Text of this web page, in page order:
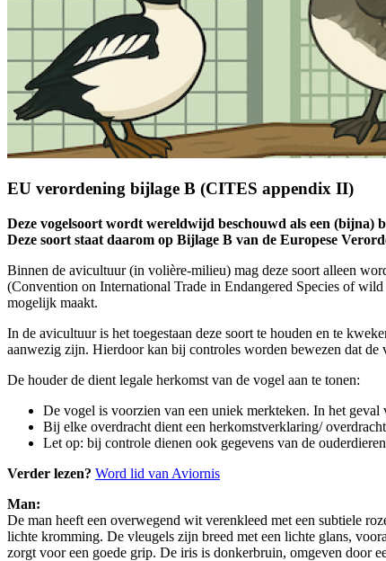
EU verordening bijlage B (CITES appendix II)
Deze vogelsoort wordt wereldwijd beschouwd als een (bijna)
Deze soort staat daarom op Bijlage B van de Europese
Binnen de avicultuur (in volière-milieu) mag deze soort alleen
(Convention on International Trade in Endangered Species of
mogelijk maakt.
In de avicultuur is het toegestaan deze soort te houden en te
aanwezig zijn. Hierdoor kan bij controles worden bewezen dat
De houder de dient legale herkomst van de vogel aan te tonen:
De vogel is voorzien van een uniek merkteken. In het
Bij elke overdracht dient een herkomstverklaring/
Let op: bij controle dienen ook gegevens van de
Verder lezen? Word lid van Aviornis
Man:
De man heeft een overwegend wit verenkleed met een subtiele
lichte kromming. De vleugels zijn breed met een lichte glans,
zorgt voor een goede grip. De iris is donkerbruin, omgeven door